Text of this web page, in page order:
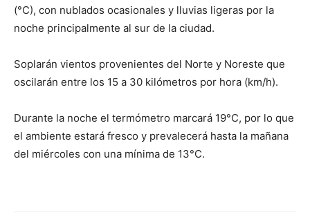
(°C), con nublados ocasionales y lluvias ligeras por la
noche principalmente al sur de la ciudad.
Soplarán vientos provenientes del Norte y Noreste que
oscilarán entre los 15 a 30 kilómetros por hora (km/h).
Durante la noche el termómetro marcará 19°C, por lo que
el ambiente estará fresco y prevalecerá hasta la mañana
del miércoles con una mínima de 13°C.